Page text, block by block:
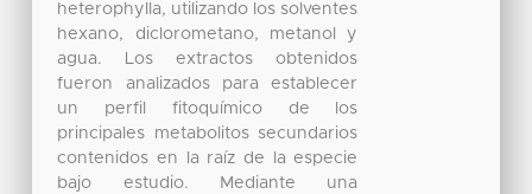
heterophylla, utilizando los solventes
hexano, diclorometano, metanol y
agua. Los extractos obtenidos
fueron analizados para establecer
un perfil fitoquímico de los
principales metabolitos secundarios
contenidos en la raíz de la especie
bajo estudio. Mediante una